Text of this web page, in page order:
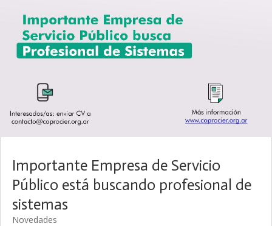
Importante Empresa de Servicio
Público está buscando profesional de
sistemas
Novedades